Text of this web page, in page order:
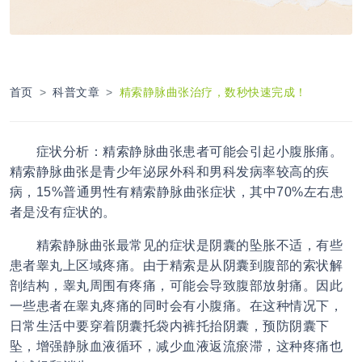
首页 科普文章 精索静脉曲张治疗，数秒快速完成！
症状分析：精索静脉曲张患者可能会引起小腹胀痛。
精索静脉曲张是青少年泌尿外科和男科发病率较高的疾
病，15%普通男性有精索静脉曲张症状，其中70%左右患
者是没有症状的。
精索静脉曲张最常见的症状是阴囊的坠胀不适，有些
患者睾丸上区域疼痛。由于精索是从阴囊到腹部的索状解
剖结构，睾丸周围有疼痛，可能会导致腹部放射痛。因此
一些患者在睾丸疼痛的同时会有小腹痛。在这种情况下，
日常生活中要穿着阴囊托袋内裤托抬阴囊，预防阴囊下
坠，增强静脉血液循环，减少血液返流瘀滞，这种疼痛也